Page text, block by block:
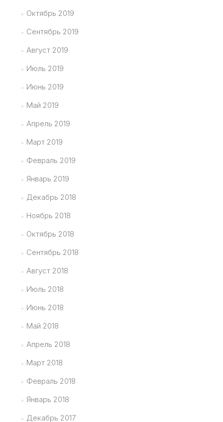
Октябрь 2019
Сентябрь 2019
Август 2019
Июль 2019
Июнь 2019
Май 2019
Апрель 2019
Март 2019
Февраль 2019
Январь 2019
Декабрь 2018
Ноябрь 2018
Октябрь 2018
Сентябрь 2018
Август 2018
Июль 2018
Июнь 2018
Май 2018
Апрель 2018
Март 2018
Февраль 2018
Январь 2018
Декабрь 2017